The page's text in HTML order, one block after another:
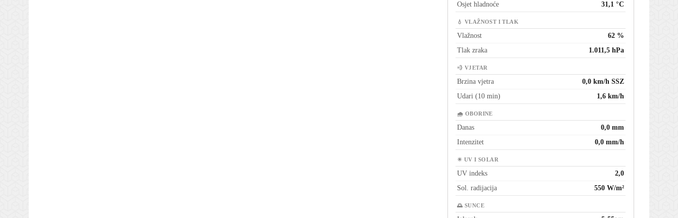
Osjet hladnoće
31,1 °C
💧 VLAŽNOST I TLAK
Vlažnost
62 %
Tlak zraka
1.011,5 hPa
💨 VJETAR
Brzina vjetra
0,0 km/h SSZ
Udari (10 min)
1,6 km/h
🌧 OBORINE
Danas
0,0 mm
Intenzitet
0,0 mm/h
☀ UV I SOLAR
UV indeks
2,0
Sol. radijacija
550 W/m²
🌅 SUNCE